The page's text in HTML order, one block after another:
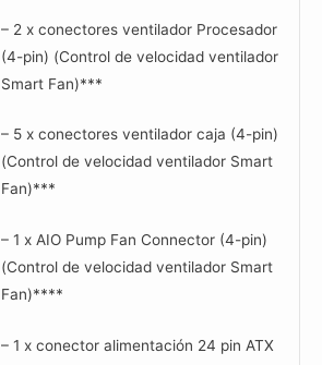
– 2 x conectores ventilador Procesador
(4-pin) (Control de velocidad ventilador
Smart Fan)***
– 5 x conectores ventilador caja (4-pin)
(Control de velocidad ventilador Smart
Fan)***
– 1 x AIO Pump Fan Connector (4-pin)
(Control de velocidad ventilador Smart
Fan)****
– 1 x conector alimentación 24 pin ATX